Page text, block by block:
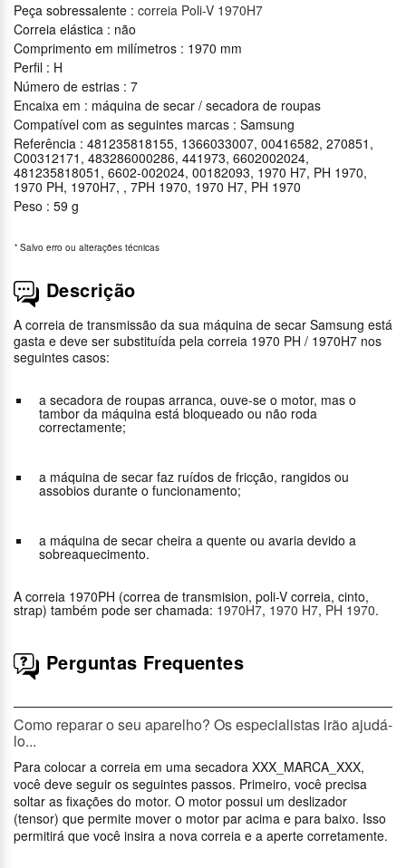
Peça sobressalente : correia Poli-V 1970H7
Correia elástica : não
Comprimento em milímetros : 1970 mm
Perfil : H
Número de estrias : 7
Encaixa em : máquina de secar / secadora de roupas
Compatível com as seguintes marcas : Samsung
Referência : 481235818155, 1366033007, 00416582, 270851,
C00312171, 483286000286, 441973, 6602002024,
481235818051, 6602-002024, 00182093, 1970 H7, PH 1970,
1970 PH, 1970H7, , 7PH 1970, 1970 H7, PH 1970
Peso : 59 g
* Salvo erro ou alterações técnicas
Descrição
A correia de transmissão da sua máquina de secar Samsung está
gasta e deve ser substituída pela correia 1970 PH / 1970H7 nos
seguintes casos:
a secadora de roupas arranca, ouve-se o motor, mas o
tambor da máquina está bloqueado ou não roda
correctamente;
a máquina de secar faz ruídos de fricção, rangidos ou
assobios durante o funcionamento;
a máquina de secar cheira a quente ou avaria devido a
sobreaquecimento.
A correia 1970PH (correa de transmision, poli-V correia, cinto,
strap) também pode ser chamada: 1970H7, 1970 H7, PH 1970.
Perguntas Frequentes
Como reparar o seu aparelho? Os especialistas irão ajudá-
lo...
Para colocar a correia em uma secadora XXX_MARCA_XXX,
você deve seguir os seguintes passos. Primeiro, você precisa
soltar as fixações do motor. O motor possui um deslizador
(tensor) que permite mover o motor par acima e para baixo. Isso
permitirá que você insira a nova correia e a aperte corretamente.